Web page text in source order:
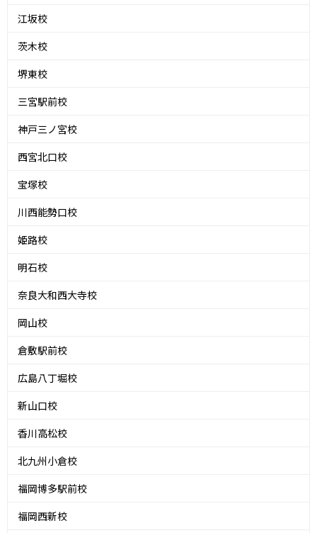
江坂校
茨木校
堺東校
三宮駅前校
神戸三ノ宮校
西宮北口校
宝塚校
川西能勢口校
姫路校
明石校
奈良大和西大寺校
岡山校
倉敷駅前校
広島八丁堀校
新山口校
香川高松校
北九州小倉校
福岡博多駅前校
福岡西新校